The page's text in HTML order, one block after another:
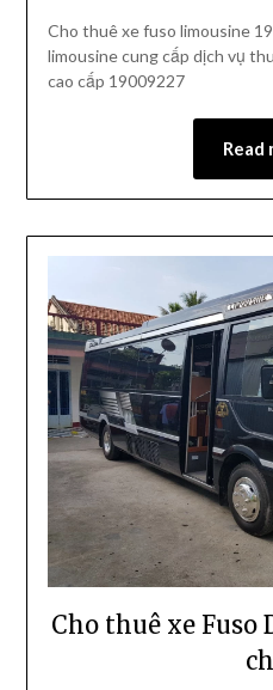
Cho thuê xe fuso limousine
limousine cung cấp dịch vụ
cao cấp 19009227
Read
Cho thuê xe Fuso